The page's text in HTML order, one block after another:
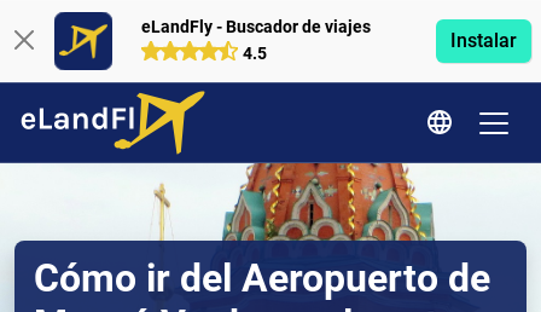
eLandFly - Buscador de viajes
4.5
Instalar
Cómo ir del Aeropuerto de